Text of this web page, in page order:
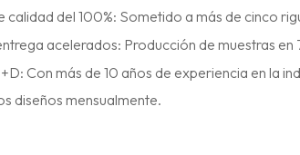
calidad del 100%: Sometido a más de cinco
acelerados: Producción de muestras
Con más de 10 años de experiencia en la
diseños mensualmente.